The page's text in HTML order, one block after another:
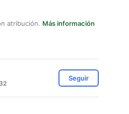
atribución. Más información
Seguir